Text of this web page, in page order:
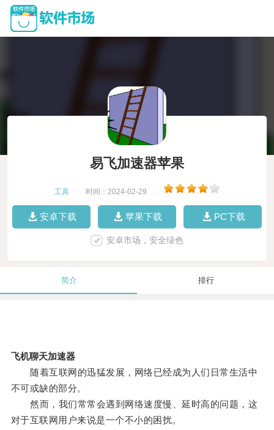
易飞加速器苹果
工具 时间：2024-02-29
安卓下载 苹果下载 PC下载
安卓市场，安全绿色
简介 排行
飞机聊天加速器
随着互联网的迅猛发展，网络已经成为人们日常生活中
不可或缺的部分。
然而，我们常常会遇到网络速度慢、延时高的问题，这
对于互联网用户来说是一个不小的困扰。